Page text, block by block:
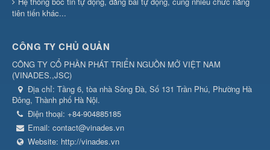
tiên tiến khác...
CÔNG TY CHỦ QUẢN
CÔNG TY CỔ PHẦN PHÁT TRIỂN NGUỒN MỞ VIỆT NAM
(VINADES.,JSC)
Địa chỉ: Tầng 6, tòa nhà Sông Đà, Số 131 Trần Phú, Phường Hà
Đông, Thành phố Hà Nội.
Điện thoại: +84-904885185
Email: contact@vinades.vn
Website: http://vinades.vn